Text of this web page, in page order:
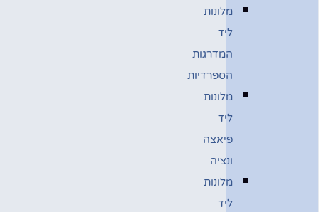
מלונות
ליד
המדרגות
הספרדיות
מלונות
ליד
פיאצה
ונציה
מלונות
ליד